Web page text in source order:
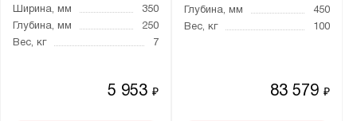
Ширина, мм
350
Глубина, мм
250
Вес, кг
7
5 953₽
Глубина, мм
450
Вес, кг
100
83 579₽